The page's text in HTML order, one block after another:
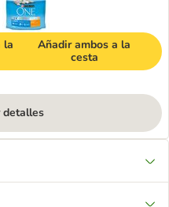
la
Añadir ambos a la
cesta
detalles